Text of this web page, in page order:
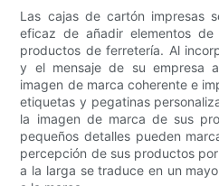
Las cajas de cartón impresas
eficaz de añadir elementos
productos de ferretería. Al
y el mensaje de su empresa
imagen de marca coherente e
etiquetas y pegatinas
la imagen de marca de sus
pequeños detalles pueden
percepción de sus productos
a la larga se traduce en un